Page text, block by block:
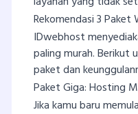
Rekomendasi 3
IDwebhost
paling murah. Berikut
paket dan
Paket Giga: Hosting
Jika kamu baru